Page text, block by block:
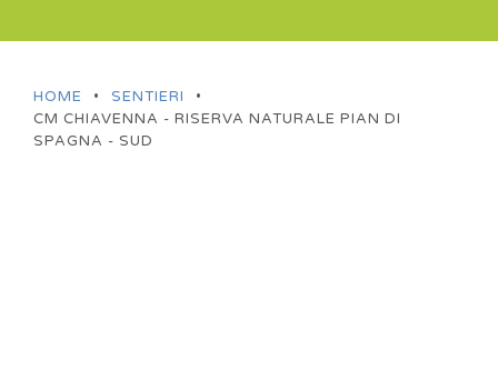
HOME • SENTIERI
•
CM CHIAVENNA - RISERVA NATURALE PIAN DI
SPAGNA - SUD